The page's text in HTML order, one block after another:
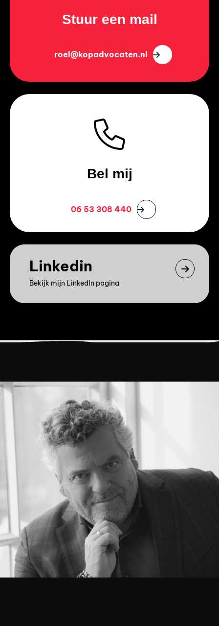
Stuur een mail
roel@kopadvocaten.nl
Bel mij
06 53 308 440
Linkedin
Bekijk mijn LinkedIn pagina